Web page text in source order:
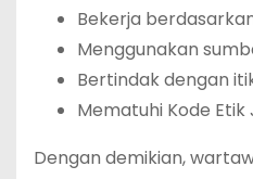
Bekerja
Menggunakan
Bertindak dengan
Mematuhi Kode Etik
Dengan demikian,